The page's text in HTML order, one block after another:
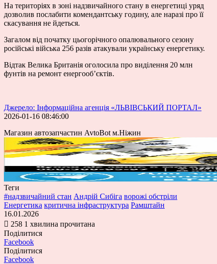
На територіях в зоні надзвичайного стану в енергетиці уряд
дозволив послабити комендантську годину, але наразі про її
скасування не йдеться.
Загалом від початку цьогорічного опалювального сезону
російські війська 256 разів атакували українську енергетику.
Відтак Велика Британія оголосила про виділення 20 млн
фунтів на ремонт енергооб’єктів.
Джерело: Інформаційна агенція «ЛЬВІВСЬКИЙ ПОРТАЛ»
2026-01-16 08:46:00
Магазин автозапчастин AvtoBot м.Ніжин
Теги
#надзвичайний стан Андрій Сибіга ворожі обстріли
Енергетика критична інфраструктура Рамштайн
16.01.2026
258 1 хвилина прочитана
Поділитися
Facebook
Поділитися
Facebook